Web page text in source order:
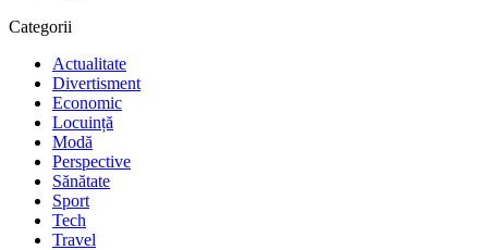
Categorii
Actualitate
Divertisment
Economic
Locuință
Modă
Perspective
Sănătate
Sport
Tech
Travel